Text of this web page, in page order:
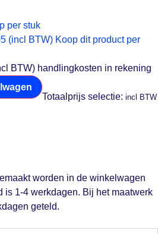
per stuk
(incl BTW) Koop dit product per
BTW) handlingkosten in rekening
Totaalprijs selectie: incl BTW
worden in de winkelwagen
is 1-4 werkdagen. Bij het maatwerk
geteld.